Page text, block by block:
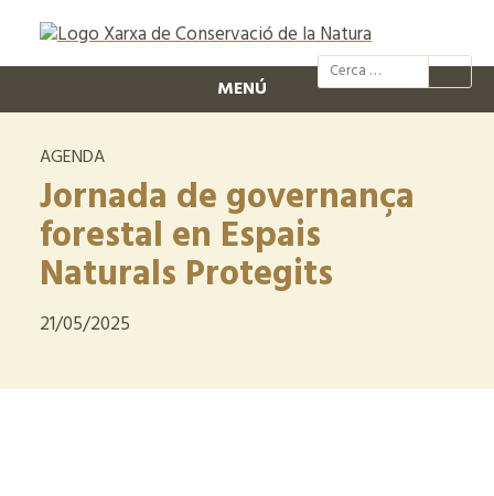
@xcn.cat
MENÚ
AGENDA
Jornada de governança
forestal en Espais
Naturals Protegits
21/05/2025